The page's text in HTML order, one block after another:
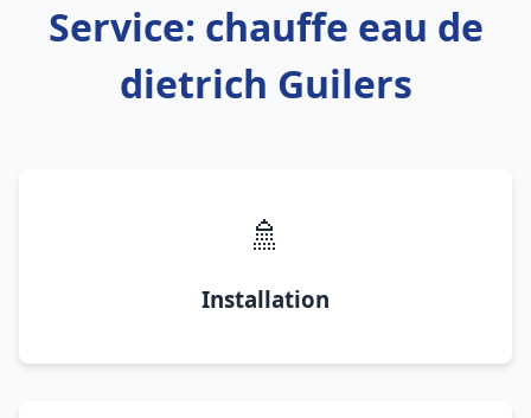
Service: chauffe eau de
dietrich Guilers
🚿
Installation